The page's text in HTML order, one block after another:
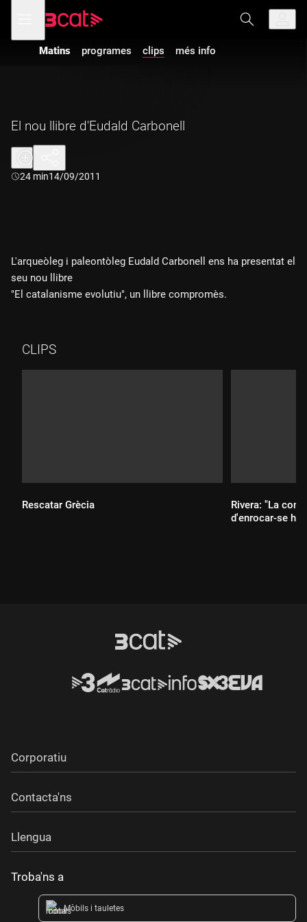
navegació
principal
menú
de
Matins programes clips més info
El nou llibre d'Eudald Carbonell
Durada:
24 min14/09/2011
L'arqueòleg i paleontòleg Eudald Carbonell ens ha presentat el
seu nou llibre
"El catalanisme evolutiu", un llibre compromès.
CLIPS
Rescatar Grècia
Rivera: "La
d'enrocar-se
Corporatiu
Contacta'ns
Llengua
Troba'ns a
Mòbils i tauletes